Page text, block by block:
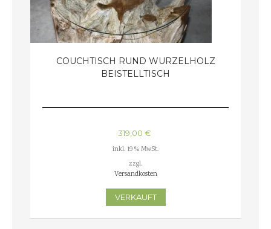
COUCHTISCH RUND WURZELHOLZ
BEISTELLTISCH
319,00 €
inkl. 19 % MwSt.
zzgl.
Versandkosten
VERKAUFT